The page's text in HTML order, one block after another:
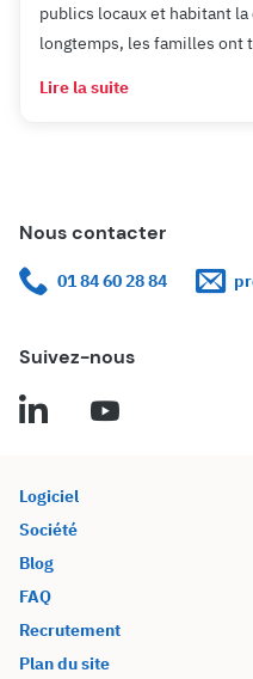
publics locaux et habitant
longtemps, les familles ont
Lire la suite
Nous contacter
01 84 60 28 84
Suivez-nous
Logiciel
Société
Blog
FAQ
Recrutement
Plan du site